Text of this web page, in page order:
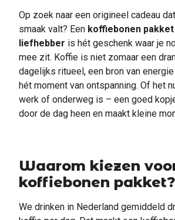
Op zoek naar een origineel cadeau
smaak valt? Een koffiebonen
liefhebber is hét geschenk waar je
mee zit. Koffie is niet zomaar een
dagelijks ritueel, een bron van
hét moment van ontspanning. Of het
werk of onderweg is – een goed
door de dag heen en maakt kleine
Waarom kiezen
koffiebonen pakket?
We drinken in Nederland gemiddeld